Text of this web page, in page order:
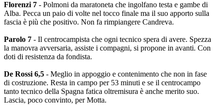
Florenzi 7 - Polmoni da maratoneta che ingolfano testa e gambe di
Alba. Pecca un paio di volte nel tocco finale ma il suo apporto sulla
fascia è più che positivo. Non fa rimpiangere Candreva.
Parolo 7 - Il centrocampista che ogni tecnico spera di avere. Spezza
la manovra avversaria, assiste i compagni, si propone in avanti. Con
doti di resistenza da fondista.
De Rossi 6,5 - Meglio in appoggio e contenimento che non in fase
di costruzione. Resta in campo per 53 minuti e se il centrocampo
tanto tecnico della Spagna fatica oltremisura è anche merito suo.
Lascia, poco convinto, per Motta.